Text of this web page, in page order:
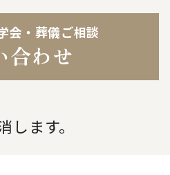
会・葬儀ご相談
合わせ
します。